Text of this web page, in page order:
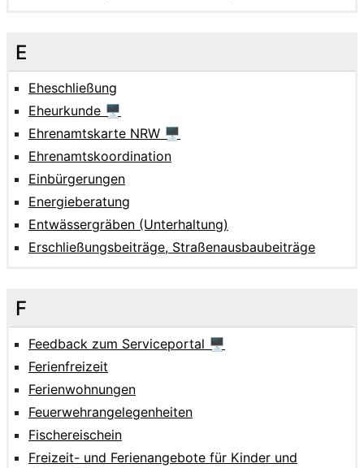
E
Eheschließung
Eheurkunde 🖥
Ehrenamtskarte NRW 🖥
Ehrenamtskoordination
Einbürgerungen
Energieberatung
Entwässergräben (Unterhaltung)
Erschließungsbeiträge, Straßenausbaubeiträge
F
Feedback zum Serviceportal 🖥
Ferienfreizeit
Ferienwohnungen
Feuerwehrangelegenheiten
Fischereischein
Freizeit- und Ferienangebote für Kinder und